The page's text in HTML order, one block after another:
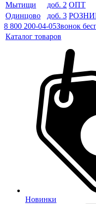
Мытищи
доб. 2 ОПТ
Одинцово
доб. 3
8 800 200-04-05Звонок
Каталог товаров
Новинки